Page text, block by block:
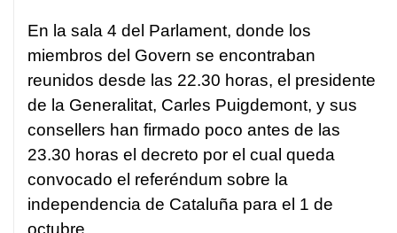
En la sala 4 del Parlament, donde los
miembros del Govern se encontraban
reunidos desde las 22.30 horas, el presidente
de la Generalitat, Carles Puigdemont, y sus
consellers han firmado poco antes de las
23.30 horas el decreto por el cual queda
convocado el referéndum sobre la
independencia de Cataluña para el 1 de